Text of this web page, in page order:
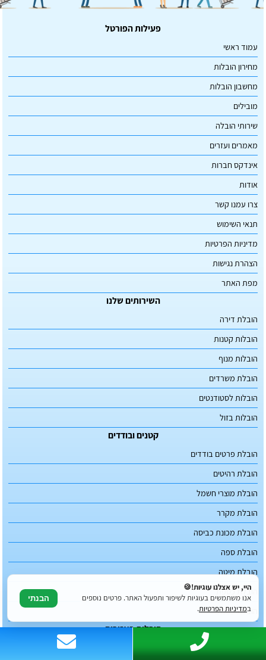
פעילות הפורטל
עמוד ראשי
מחירון הובלות
מחשבון הובלות
מובילים
שירותי הובלה
מאמרים ועזרים
אינדקס חברות
אודות
צרו עמנו קשר
תנאי השימוש
מדיניות הפרטיות
הצהרת נגישות
מפת האתר
השירותים שלנו
הובלת דירה
הובלות קטנות
הובלות מנוף
הובלת משרדים
הובלות לסטודנטים
הובלות בזול
קטנים ובודדים
הובלת פרטים בודדים
הובלת רהיטים
הובלת מוצרי חשמל
הובלת מקרר
הובלת מכונת כביסה
הובלת ספה
הובלת מיטה
הובלת כספת
הובלת פסנתר
הובלות באזורים
הובלות בירושלים
היי, יש אצלנו עוגיות!🍪
אנו משתמשים בעוגיות לשיפור ותפעול האתר. פרטים נוספים
במדיניות הפרטיות.
הבנתי